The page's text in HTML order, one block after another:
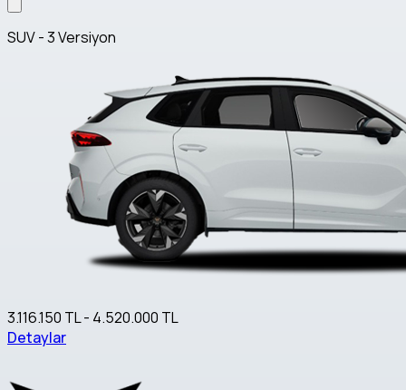
SUV - 3 Versiyon
3.116.150 TL - 4.520.000 TL
Detaylar